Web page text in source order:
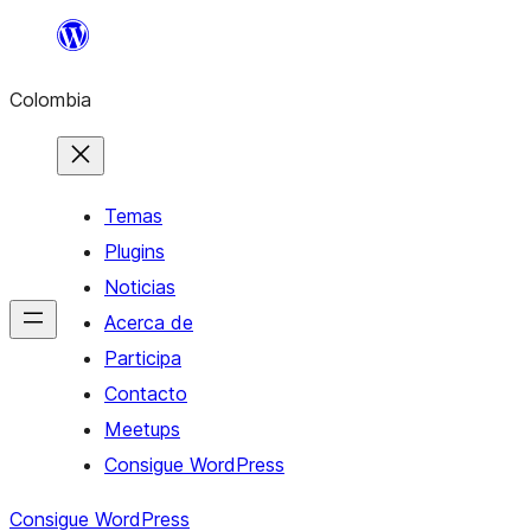
Saltar
contenido
Colombia
Temas
Plugins
Noticias
Acerca de
Participa
Contacto
Meetups
Consigue WordPress
Consigue WordPress